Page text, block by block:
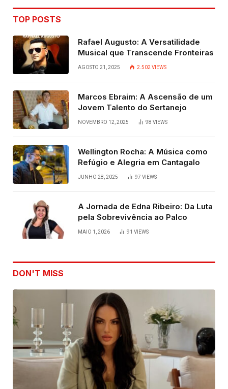
TOP POSTS
Rafael Augusto: A Versatilidade
Musical que Transcende Fronteiras
AGOSTO 21, 2025 2.502VIEWS
Marcos Ebraim: A Ascensão de um
Jovem Talento do Sertanejo
NOVEMBRO 12, 2025 98 VIEWS
Wellington Rocha: A Música como
Refúgio e Alegria em Cantagalo
JUNHO 28, 2025 97 VIEWS
A Jornada de Edna Ribeiro: Da Luta
pela Sobrevivência ao Palco
MAIO 1, 2026 91 VIEWS
DON'T MISS